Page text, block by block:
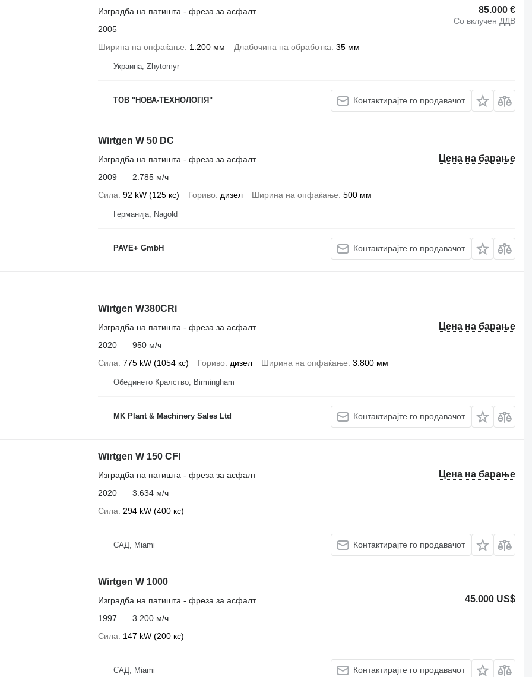
85.000 €
Со вклучен ДДВ
Изградба на патишта - фреза за асфалт
2005
Ширина на опфаќање
1.200 мм Длабочина на обработка 35 мм
Украина, Zhytomyr
ТОВ "НОВА-ТЕХНОЛОГІЯ" Контактирајте го продавачот
Wirtgen W 50 DC
Цена на барање
Изградба на патишта - фреза за асфалт
2009
2.785 м/ч
Сила 92 kW (125 кс) Гориво дизел Ширина на опфаќање 500 мм
Германија, Nagold
PAVE+ GmbH Контактирајте го продавачот
Wirtgen W380CRi
Цена на барање
Изградба на патишта - фреза за асфалт
2020
950 м/ч
Сила 775 kW (1054 кс) Гориво дизел Ширина на опфаќање 3.800 мм
Обединето Кралство, Birmingham
MK Plant & Machinery Sales Ltd Контактирајте го продавачот
Wirtgen W 150 CFI
Цена на барање
Изградба на патишта - фреза за асфалт
2020
3.634 м/ч
Сила
294 kW (400 кс)
САД, Miami Контактирајте го продавачот
Wirtgen W 1000
45.000 US$
Изградба на патишта - фреза за асфалт
1997
3.200 м/ч
Сила
147 kW (200 кс)
САД, Miami Контактирајте го продавачот